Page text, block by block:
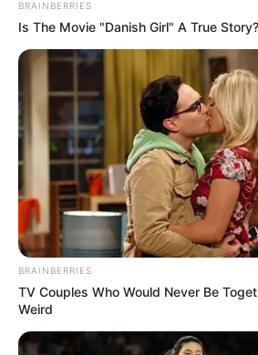
Belednél, a 8612-es úton két
árokba, a járművek a teljes utat
Röjtökmuzsaj között pedig több
BRAINBERRIES
Is The Movie "Danish Girl" A True Story?
BRAINBERRIES
TV Couples Who Would Never Be
Weird